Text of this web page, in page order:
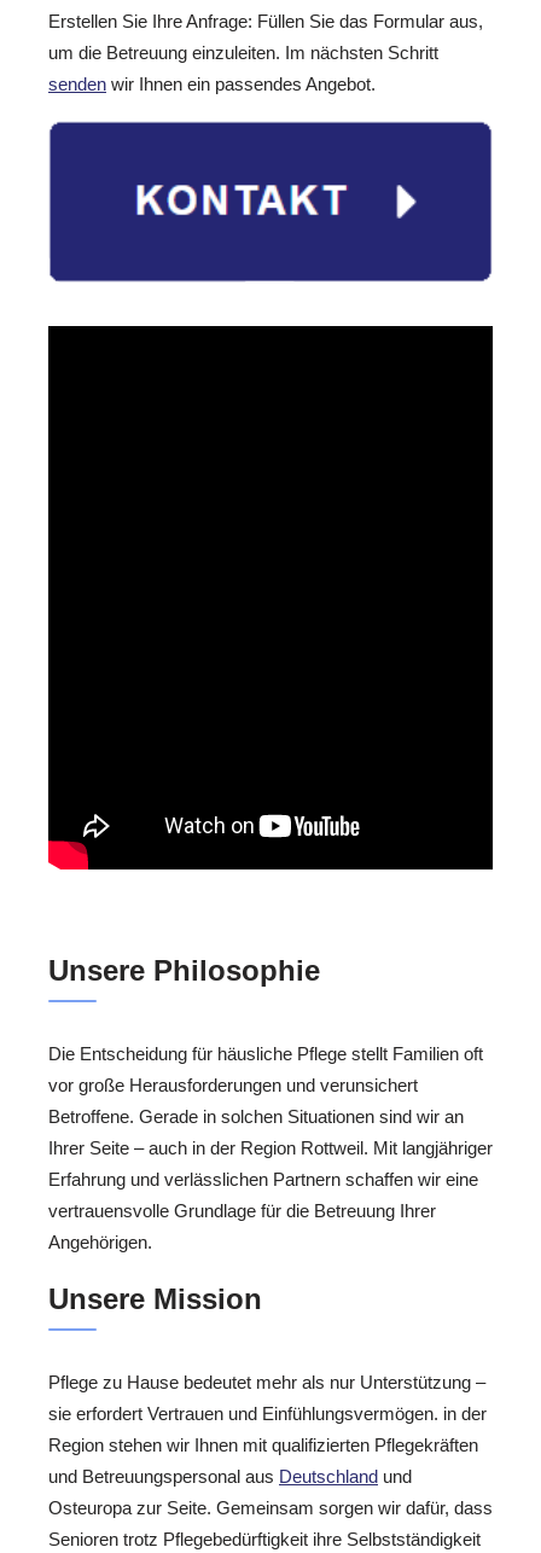
Erstellen Sie Ihre Anfrage: Füllen Sie das Formular aus,
um die Betreuung einzuleiten. Im nächsten Schritt
senden wir Ihnen ein passendes Angebot.
Unsere Philosophie
Die Entscheidung für häusliche Pflege stellt Familien oft
vor große Herausforderungen und verunsichert
Betroffene. Gerade in solchen Situationen sind wir an
Ihrer Seite – auch in der Region Rottweil. Mit langjähriger
Erfahrung und verlässlichen Partnern schaffen wir eine
vertrauensvolle Grundlage für die Betreuung Ihrer
Angehörigen.
Unsere Mission
Pflege zu Hause bedeutet mehr als nur Unterstützung –
sie erfordert Vertrauen und Einfühlungsvermögen. in der
Region stehen wir Ihnen mit qualifizierten Pflegekräften
und Betreuungspersonal aus Deutschland und
Osteuropa zur Seite. Gemeinsam sorgen wir dafür, dass
Senioren trotz Pflegebedürftigkeit ihre Selbstständigkeit